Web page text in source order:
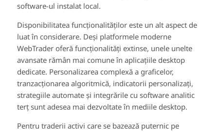
software-ul instalat local.
Disponibilitatea funcționalităților este un alt aspect de
luat în considerare. Deși platformele moderne
WebTrader oferă funcționalități extinse, unele unelte
avansate rămân mai comune în aplicațiile desktop
dedicate. Personalizarea complexă a graficelor,
tranzacționarea algoritmică, indicatorii personalizați,
strategiile automate și integrările cu software analitic
terț sunt adesea mai dezvoltate în mediile desktop.
Pentru traderii activi care se bazează puternic pe